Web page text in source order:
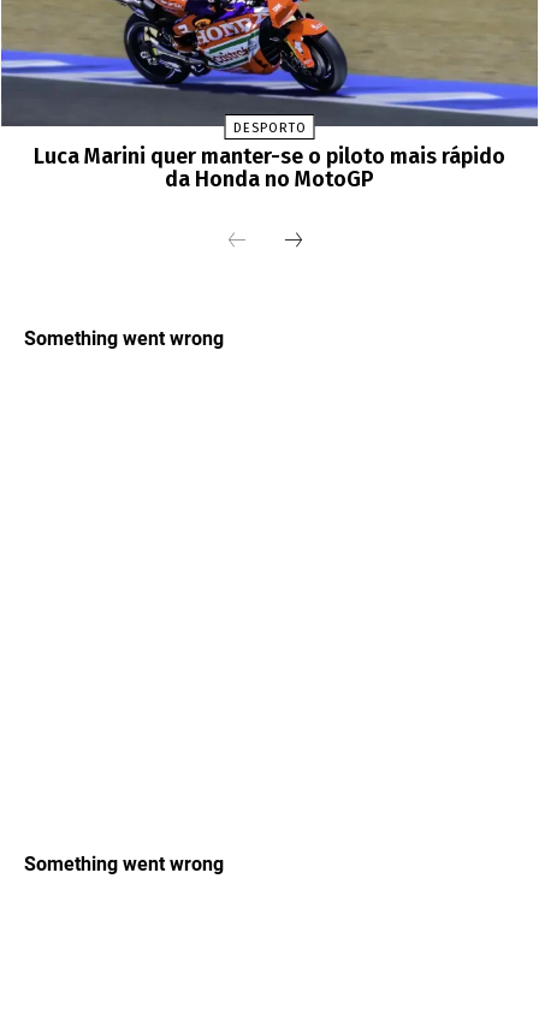
DESPORTO
Luca Marini quer manter-se o piloto mais rápido
da Honda no MotoGP